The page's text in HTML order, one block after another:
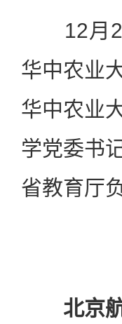
12月21
华中农业
华中农业
学党委书
省教育厅
北京